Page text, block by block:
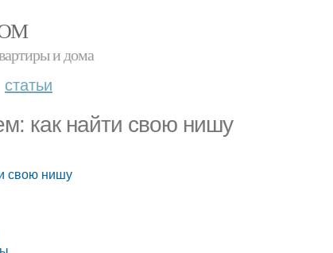
и дома
статьи
как найти свою нишу
свою нишу